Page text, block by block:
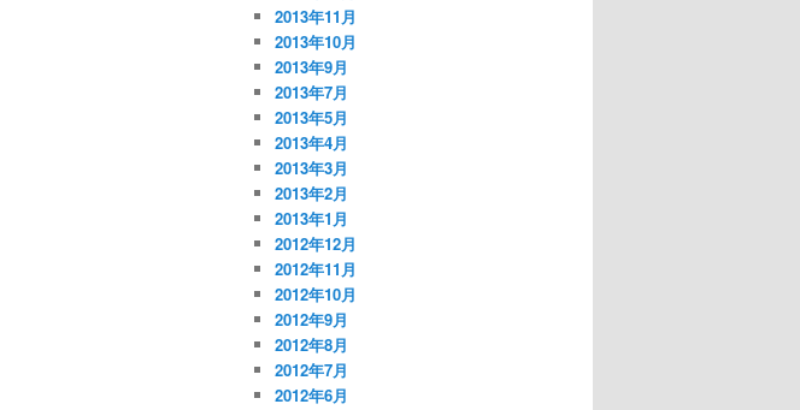
2013年11月
2013年10月
2013年9月
2013年7月
2013年5月
2013年4月
2013年3月
2013年2月
2013年1月
2012年12月
2012年11月
2012年10月
2012年9月
2012年8月
2012年7月
2012年6月